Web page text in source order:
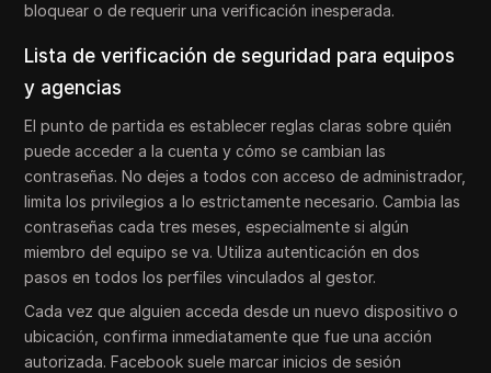
bloquear o de requerir una verificación inesperada.
Lista de verificación de seguridad para equipos
y agencias
El punto de partida es establecer reglas claras sobre quién
puede acceder a la cuenta y cómo se cambian las
contraseñas. No dejes a todos con acceso de administrador,
limita los privilegios a lo estrictamente necesario. Cambia las
contraseñas cada tres meses, especialmente si algún
miembro del equipo se va. Utiliza autenticación en dos
pasos en todos los perfiles vinculados al gestor.
Cada vez que alguien acceda desde un nuevo dispositivo o
ubicación, confirma inmediatamente que fue una acción
autorizada. Facebook suele marcar inicios de sesión